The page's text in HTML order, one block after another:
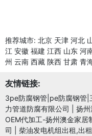
推荐城市: 北京 天津 河北
江 安徽 福建 江西 山东 河
州 云南 西藏 陕西 甘肃 青
友情链接:
3pe防腐钢管|pe防腐钢管|
力管道防腐有限公司
扬
OEM代加工-扬州澳金家居
司
柴油发电机组出租,出